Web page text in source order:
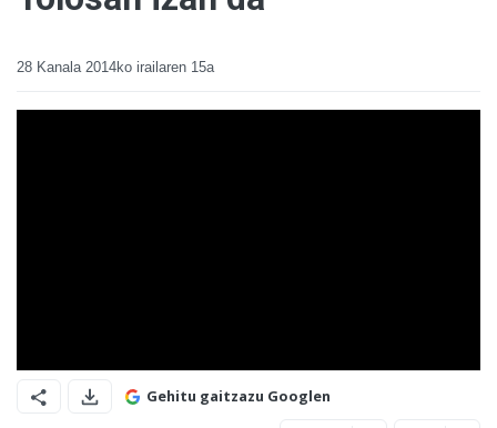
28 Kanala 2014ko irailaren 15a
Gehitu gaitzazu Googlen